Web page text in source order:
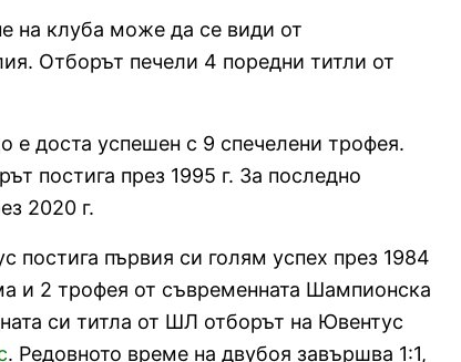
на клуба може да се види от
Отборът печели 4 поредни титли от
доста успешен с 9 спечелени трофея.
постига през 1995 г. За последно
2020 г.
постига първия си голям успех през 1984
и 2 трофея от съвременната Шампионска
си титла от ШЛ отборът на Ювентус
. Редовното време на двубоя завършва 1:1,